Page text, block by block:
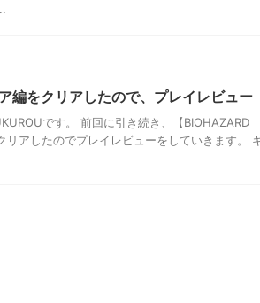
編をクリアしたので、プレイレビュー
です。 前回に引き続き、【BIOHAZARD
リアしたのでプレイレビューをしていきます。